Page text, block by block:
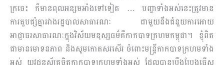
ក្រចេះ ក៏មានពុលអន្សមអាំងទៅទៀត … បញ្ហាទាំងអស់នេះត្រូវមាន
ការគួបផ្សំគ្នារវាងរដ្ឋបាលសាធារណៈ ជាមួយនឹងជំនួយការអោយ
អាជ្ញាធរសាធារណៈក្នុងវិស័យមនុស្សធម៌គឺកាកបាទក្រហមកម្ពុជា។ ខ្ញុំពិត
ជាមានមោទនភាព និងសូមកោតសរសើរ ចំ​ពោះមន្ត្រីកាកបាទក្រហមទាំង